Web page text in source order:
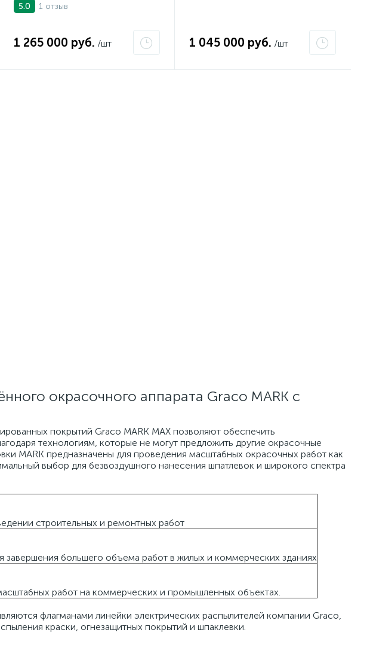
5.0 1 отзыв
1 265 000 руб. /шт 1 045 000 руб. /шт
окрасочного аппарата Graco MARK с
покрытий Graco MARK MAX позволяют обеспечить
технологиям, которые не могут предложить другие окрасочные
MARK предназначены для проведения масштабных окрасочных работ как
выбор для безвоздушного нанесения шпатлевок и широкого спектра
строительных и ремонтных работ
завершения большего объема работ в жилых и коммерческих зданиях
работ на коммерческих и промышленных объектах.
флагманами линейки электрических распылителей компании Graco,
краски, огнезащитных покрытий и шпаклевки.